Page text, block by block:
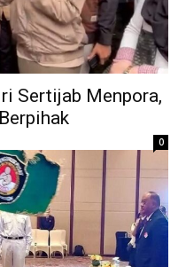
Sertijab Menpora,
0